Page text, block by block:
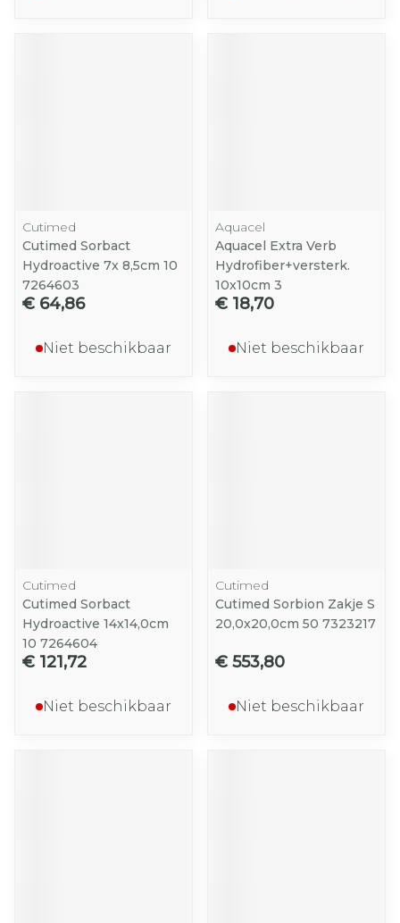
Cutimed
Cutimed Sorbact
Hydroactive 7x 8,5cm 10
7264603
€ 64,86
Niet beschikbaar
Aquacel
Aquacel Extra Verb
Hydrofiber+versterk.
10x10cm 3
€ 18,70
Niet beschikbaar
Cutimed
Cutimed Sorbact
Hydroactive 14x14,0cm
10 7264604
€ 121,72
Niet beschikbaar
Cutimed
Cutimed Sorbion Zakje S
20,0x20,0cm 50 7323217
€ 553,80
Niet beschikbaar